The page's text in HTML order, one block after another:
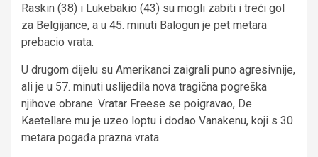
Raskin (38) i Lukebakio (43) su mogli zabiti i treći gol
za Belgijance, a u 45. minuti Balogun je pet metara
prebacio vrata.
U drugom dijelu su Amerikanci zaigrali puno agresivnije,
ali je u 57. minuti uslijedila nova tragična pogreška
njihove obrane. Vratar Freese se poigravao, De
Kaetellare mu je uzeo loptu i dodao Vanakenu, koji s 30
metara pogađa prazna vrata.